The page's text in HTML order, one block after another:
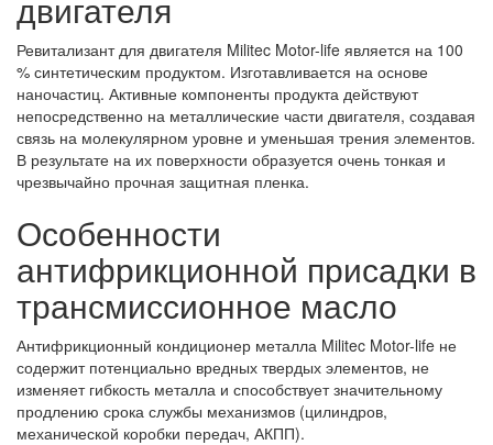
Ревитализант для двигателя Militec Motor-life является на 100
% синтетическим продуктом. Изготавливается на основе
наночастиц. Активные компоненты продукта действуют
непосредственно на металлические части двигателя, создавая
связь на молекулярном уровне и уменьшая трения элементов.
В результате на их поверхности образуется очень тонкая и
чрезвычайно прочная защитная пленка.
Особенности
антифрикционной присадки в
трансмиссионное масло
Антифрикционный кондиционер металла Militec Motor-life не
содержит потенциально вредных твердых элементов, не
изменяет гибкость металла и способствует значительному
продлению срока службы механизмов (цилиндров,
механической коробки передач, АКПП).